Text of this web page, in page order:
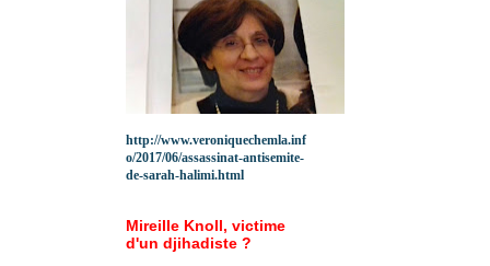
http://www.veroniquechemla.inf
o/2017/06/assassinat-antisemite-
de-sarah-halimi.html
Mireille Knoll, victime
d'un djihadiste ?